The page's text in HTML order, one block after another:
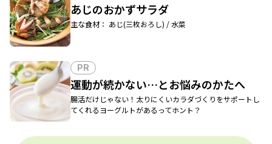
あじのおかずサラダ
主な食材： あじ(三枚おろし) / 水菜
PR
運動が続かない…とお悩みのかたへ
腸活だけじゃない！太りにくいカラダづくりをサポートし
てくれるヨーグルトがあるってホント？